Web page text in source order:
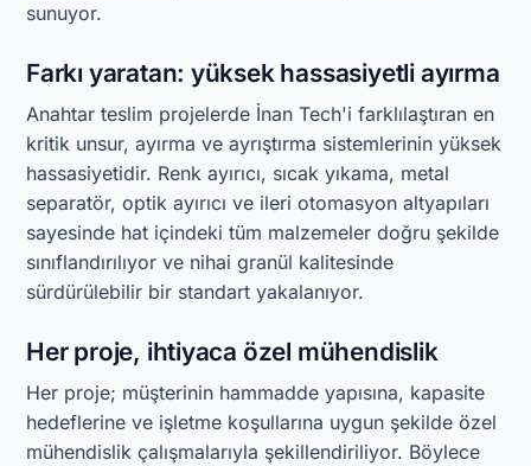
sunuyor.
Farkı yaratan: yüksek hassasiyetli ayırma
Anahtar teslim projelerde İnan Tech'i farklılaştıran en
kritik unsur, ayırma ve ayrıştırma sistemlerinin yüksek
hassasiyetidir. Renk ayırıcı, sıcak yıkama, metal
separatör, optik ayırıcı ve ileri otomasyon altyapıları
sayesinde hat içindeki tüm malzemeler doğru şekilde
sınıflandırılıyor ve nihai granül kalitesinde
sürdürülebilir bir standart yakalanıyor.
Her proje, ihtiyaca özel mühendislik
Her proje; müşterinin hammadde yapısına, kapasite
hedeflerine ve işletme koşullarına uygun şekilde özel
mühendislik çalışmalarıyla şekillendiriliyor. Böylece